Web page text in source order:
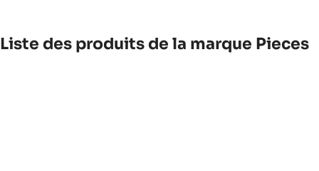
Liste des produits de la marque Pieces